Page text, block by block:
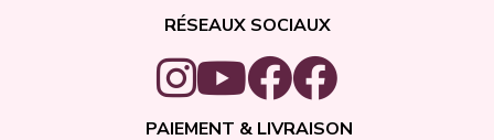
RÉSEAUX SOCIAUX
PAIEMENT & LIVRAISON